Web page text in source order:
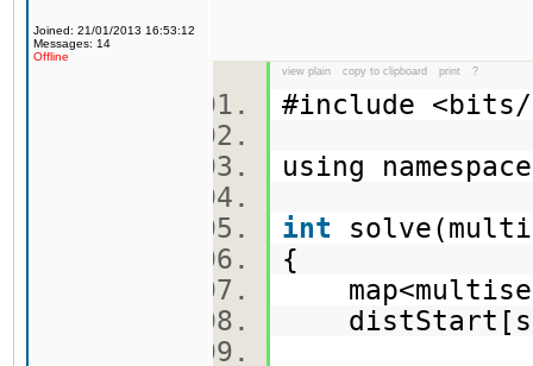
Joined: 21/01/2013 16:53:12
Messages: 14
Offline
view plain copy to clipboard print ?
#include
using
int
{